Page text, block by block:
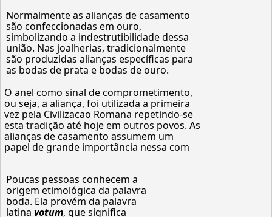
Normalmente as alianças de casamento
são confeccionadas em ouro,
simbolizando a indestrutibilidade dessa
união. Nas joalherias, tradicionalmente
são produzidas alianças específicas para
as bodas de prata e bodas de ouro.
O anel como sinal de comprometimento,
ou seja, a aliança, foi utilizada a primeira
vez pela Civilizacao Romana repetindo-se
esta tradição até hoje em outros povos. As
alianças de casamento assumem um
papel de grande importância nessa com
Poucas pessoas conhecem a
origem etimológica da palavra
boda. Ela provém da palavra
latina votum, que significa